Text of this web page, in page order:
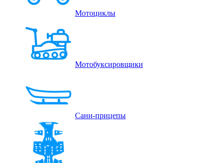
Мотоциклы
Мотобуксировщики
Сани-прицепы